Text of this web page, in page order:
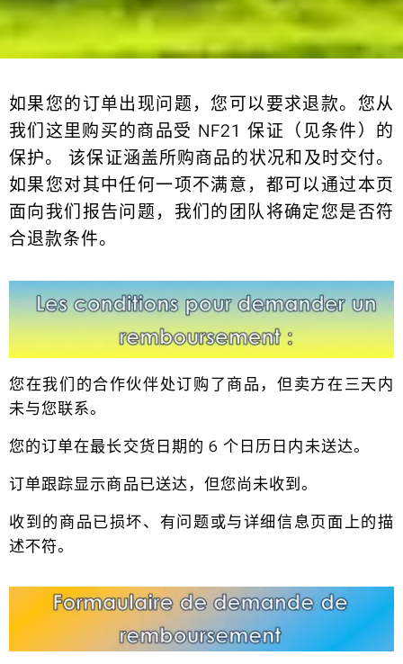
如果您的订单出现问题，您可以要求退款。您从
我们这里购买的商品受 NF21 保证（见条件）的
保护。 该保证涵盖所购商品的状况和及时交付。
如果您对其中任何一项不满意，都可以通过本页
面向我们报告问题，我们的团队将确定您是否符
合退款条件。
您在我们的合作伙伴处订购了商品，但卖方在三天内
未与您联系。
您的订单在最长交货日期的 6 个日历日内未送达。
订单跟踪显示商品已送达，但您尚未收到。
收到的商品已损坏、有问题或与详细信息页面上的描
述不符。